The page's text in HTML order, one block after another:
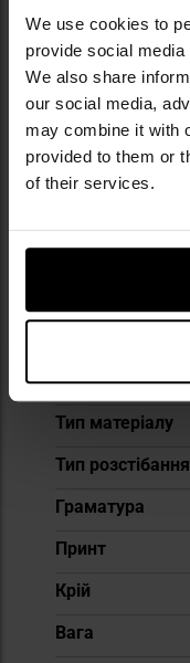
We use cookies to
provide social
We also share
our social media,
may combine it with
provided to them or
of their services.
тактичний
намети, ножі,
спорядження
любителів
Термоактивна
Тип матеріалу
Тип розстібання
Граматура
Принт
Крій
Вага